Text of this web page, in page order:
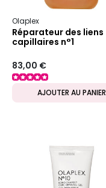
Olaplex
Réparateur des liens
capillaires n°1
83,00 €
AJOUTER AU PANIER